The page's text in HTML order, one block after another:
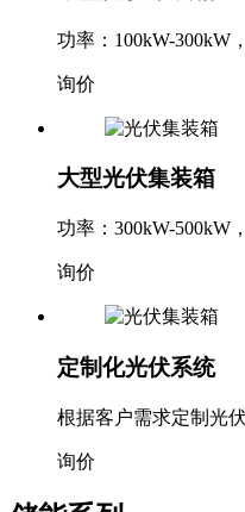
功率：100kW-300kW
询价
大型光伏集装箱
功率：300kW-500kW
询价
定制化光伏系统
根据客户需求定制光
询价